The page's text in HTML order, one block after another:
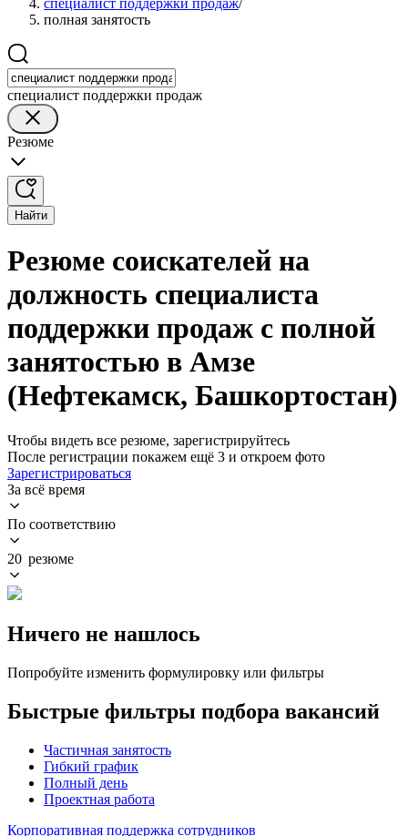
специалист поддержки продаж/
полная занятость
специалист поддержки продаж
Резюме
Найти
Резюме соискателей на
должность специалиста
поддержки продаж с полной
занятостью в Амзе
(Нефтекамск, Башкортостан)
Чтобы видеть все резюме, зарегистрируйтесь
После регистрации покажем ещё 3 и откроем фото
Зарегистрироваться
За всё время
По соответствию
20 резюме
Ничего не нашлось
Попробуйте изменить формулировку или фильтры
Быстрые фильтры подбора вакансий
Частичная занятость
Гибкий график
Полный день
Проектная работа
Корпоративная поддержка сотрудников